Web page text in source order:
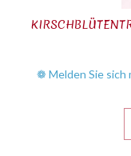
❁ Melden Sie sich